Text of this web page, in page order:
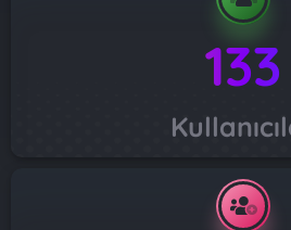
133